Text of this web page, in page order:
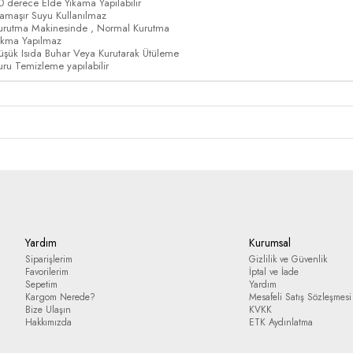
Suyu Kullanılmaz
Makinesinde , Normal Kurutma
Yapılmaz
Isıda Buhar Veya Kurutarak Ütüleme
Temizleme yapılabilir
Yardım
Siparişlerim
Favorilerim
Sepetim
Kargom Nerede?
Bize Ulaşın
Hakkımızda
Kurumsal
Gizlilik ve Güvenlik
İptal ve İade
Yardım
Mesafeli Satış Sözleşmesi
KVKK
ETK Aydınlatma